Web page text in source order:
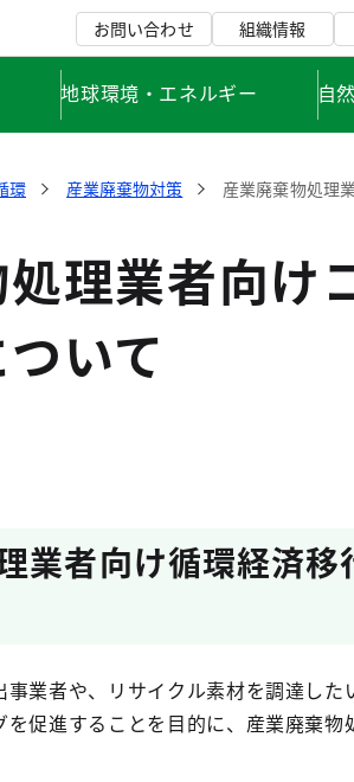
お問い合わせ 組織情報
地球環境・エネルギー 自
環 産業廃棄物対策 産業廃棄物処理
理業者向け
いて
業者向け循環経済移
業者や、リサイクル素材を調達した
促進することを目的に、産業廃棄